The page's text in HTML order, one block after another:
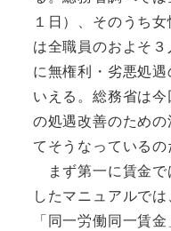
１日）、そのうち
は全職員のおよそ
に無権利・劣悪処
いえる。総務省は
の処遇改善のため
てそうなっているの
まず第一に賃金で
したマニュアルで
「同一労働同一賃